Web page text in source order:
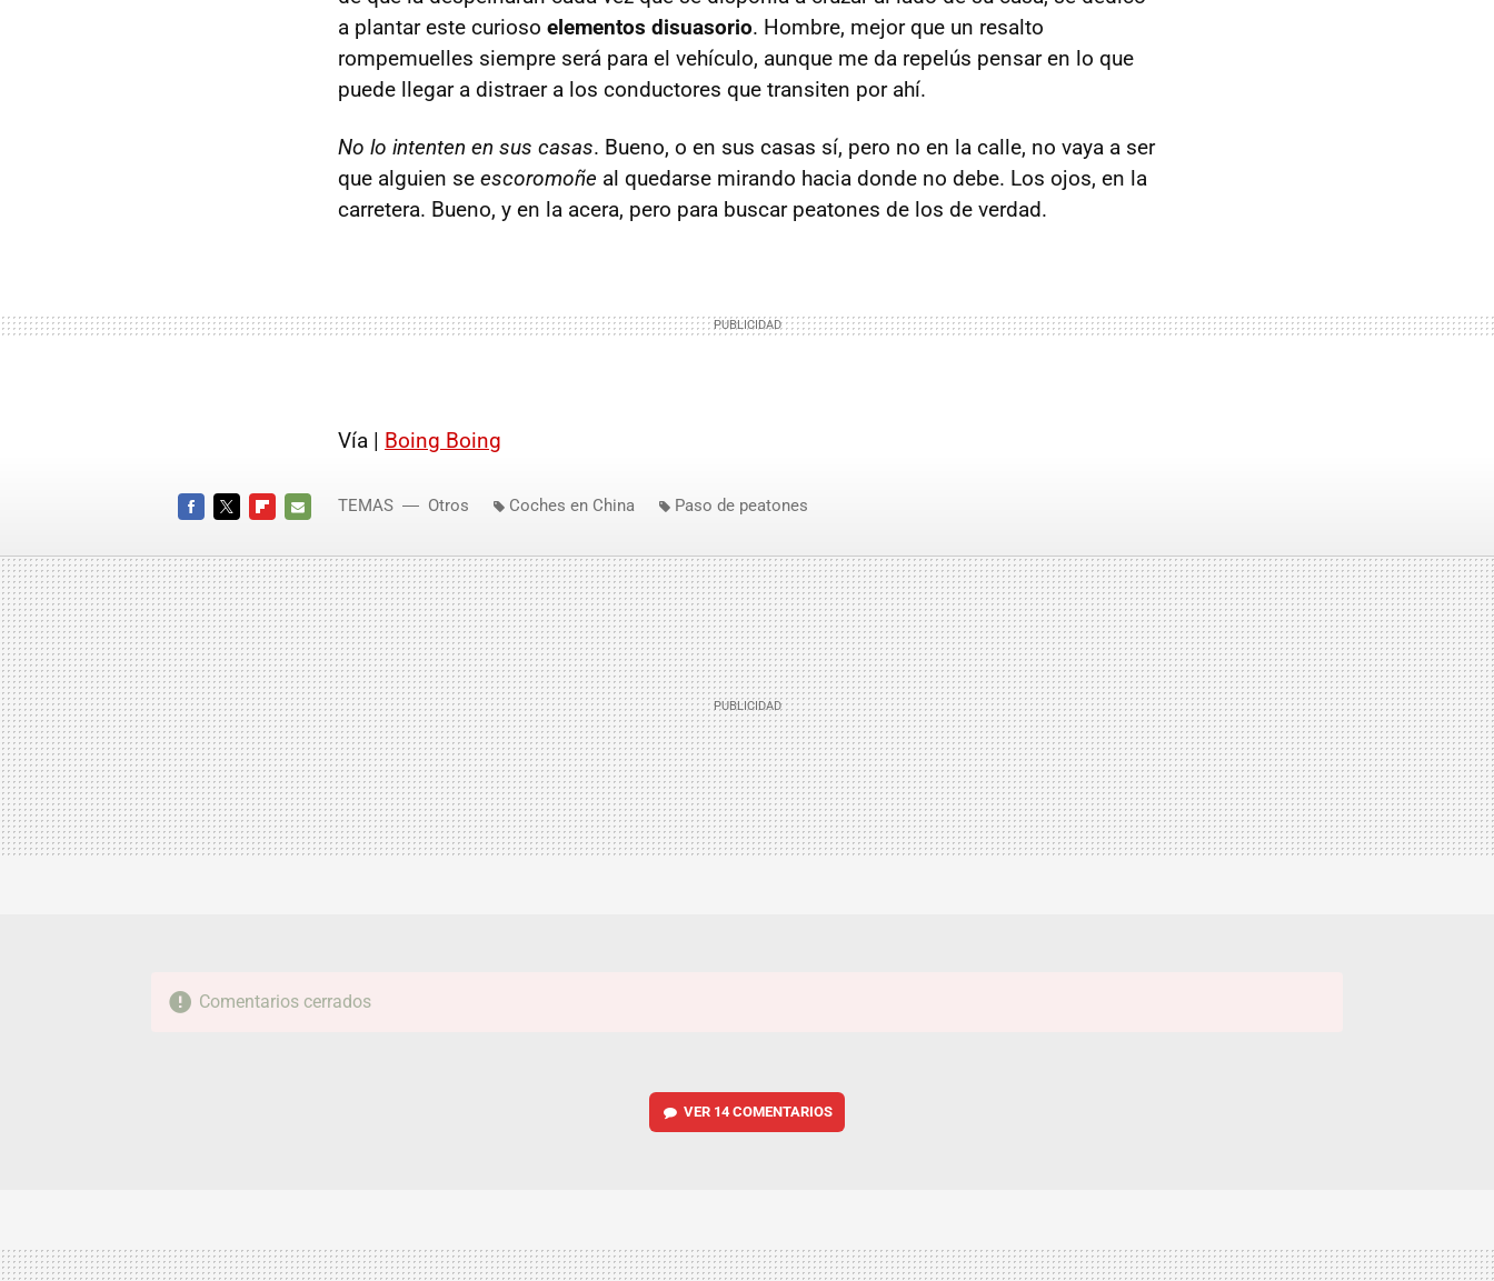
a plantar este curioso elementos disuasorio. Hombre, mejor que un resalto
rompemuelles siempre será para el vehículo, aunque me da repelús pensar en lo que
puede llegar a distraer a los conductores que transiten por ahí.
No lo intenten en sus casas. Bueno, o en sus casas sí, pero no en la calle, no vaya a ser
que alguien se escoromoñe al quedarse mirando hacia donde no debe. Los ojos, en la
carretera. Bueno, y en la acera, pero para buscar peatones de los de verdad.
Vía | Boing Boing
MAIL
TEMAS Otros Coches en China Paso de peatones
Comentarios cerrados
VER 14 COMENTARIOS